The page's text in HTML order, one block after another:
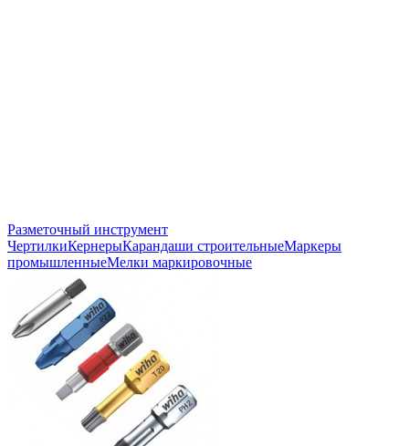
Разметочный инструмент
ЧертилкиКернерыКарандаши строительныеМаркеры
промышленныеМелки маркировочные